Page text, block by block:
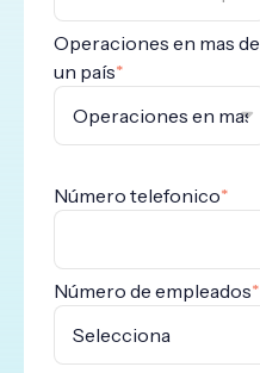
Número telefonico*
Operaciones en mas de
un país*
Número de empleados*